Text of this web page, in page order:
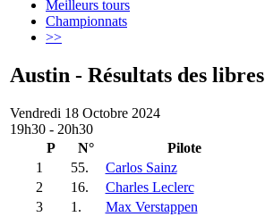
Meilleurs tours
Championnats
>>
Austin - Résultats des libres
Vendredi 18 Octobre 2024
19h30 - 20h30
P
N° Pilote
1
55. Carlos Sainz
2
16. Charles Leclerc
3
1. Max Verstappen